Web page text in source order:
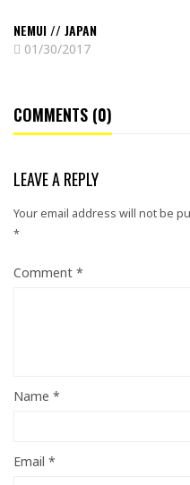
NEMUI // JAPAN
01/30/2017
COMMENTS (0)
LEAVE A REPLY
Your email address will not be
*
Comment *
Name *
Email *